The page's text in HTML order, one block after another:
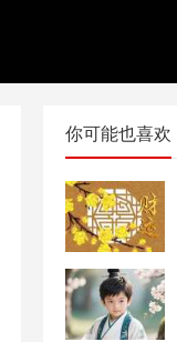
你可能也喜欢